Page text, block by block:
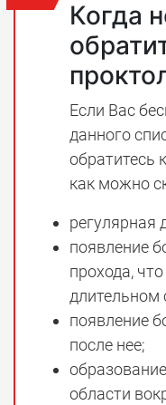
Когда
Если Вас
данного
обратитесь
как можно
регулярная
появление
прохода,
длительном
появление
после нее;
области